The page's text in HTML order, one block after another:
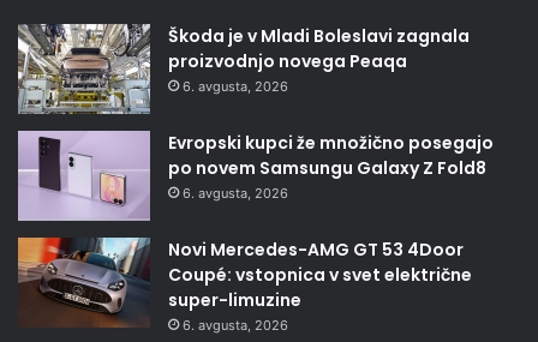
Škoda je v Mladi Boleslavi zagnala
proizvodnjo novega Peaqa
6. avgusta, 2026
Evropski kupci že množično posegajo
po novem Samsungu Galaxy Z Fold8
6. avgusta, 2026
Novi Mercedes-AMG GT 53 4Door
Coupé: vstopnica v svet električne
super-limuzine
6. avgusta, 2026